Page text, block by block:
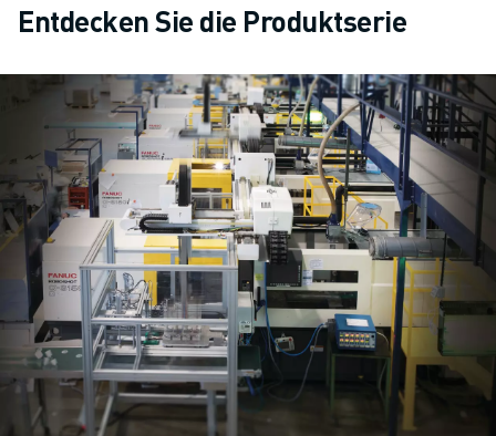
Entdecken Sie die Produktserie